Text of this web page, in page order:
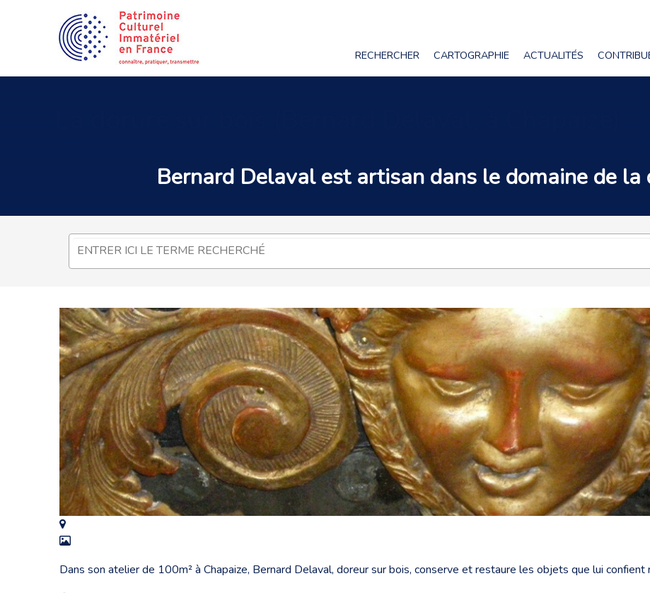
RECHERCHER CARTOGRAPHIE ACTUALITÉS
Bernard Delaval estartisan dans le domaine de la
Dans son atelier de 100m² à Chapaize, Bernard Delaval, doreur sur bois, conserve et restaure les objets que lui